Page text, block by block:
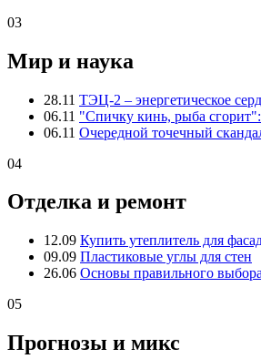
03
Мир и наука
28.11 ТЭЦ-2 – энергетическое
06.11 "Спичку кинь, рыба сгорит":
06.11 Очередной точечный
04
Отделка и ремонт
12.09 Купить утеплитель для
09.09 Пластиковые углы для стен
26.06 Основы правильного
05
Прогнозы и микс